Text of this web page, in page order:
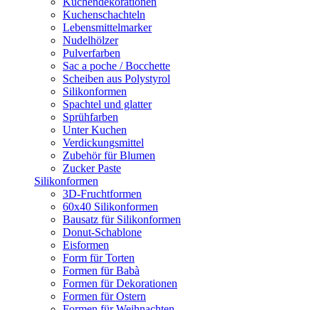
Kuchenschachteln
Lebensmittelmarker
Nudelhölzer
Pulverfarben
Sac a poche / Bocchette
Scheiben aus Polystyrol
Silikonformen
Spachtel und glatter
Sprühfarben
Unter Kuchen
Verdickungsmittel
Zubehör für Blumen
Zucker Paste
Silikonformen
3D-Fruchtformen
60x40 Silikonformen
Bausatz für Silikonformen
Donut-Schablone
Eisformen
Form für Torten
Formen für Babà
Formen für Dekorationen
Formen für Ostern